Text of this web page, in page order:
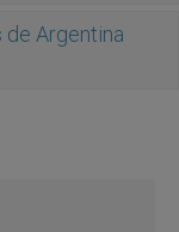
de Argentina